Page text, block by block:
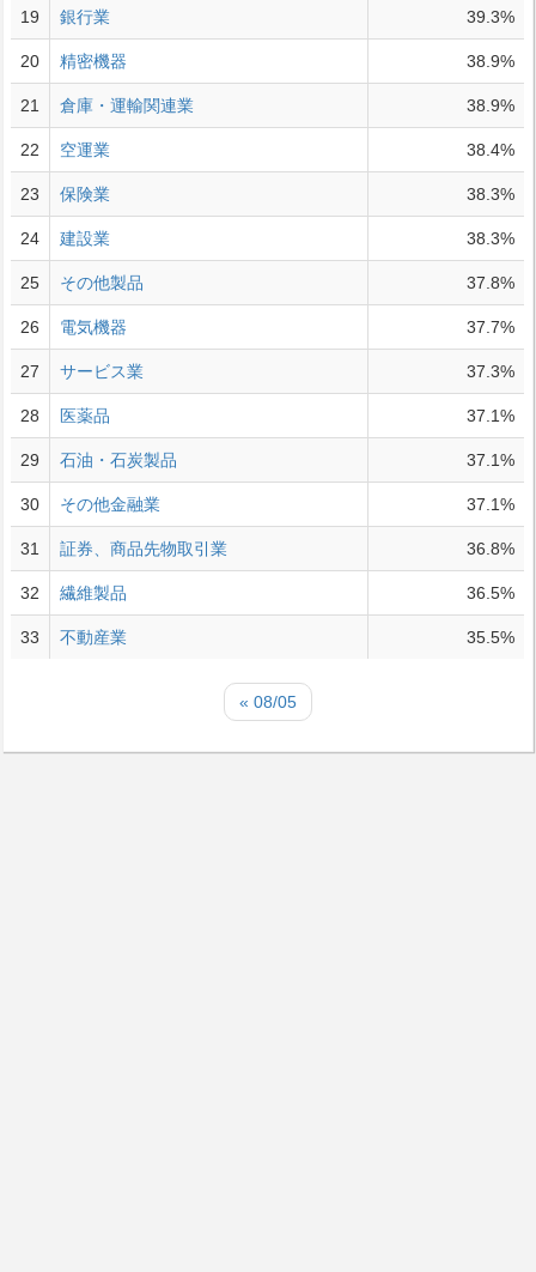
19 銀行業 39.3%
20 精密機器 38.9%
21 倉庫・運輸関連業 38.9%
22 空運業 38.4%
23 保険業 38.3%
24 建設業 38.3%
25 その他製品 37.8%
26 電気機器 37.7%
27 サービス業 37.3%
28 医薬品 37.1%
29 石油・石炭製品 37.1%
30 その他金融業 37.1%
31 証券、商品先物取引業 36.8%
32 繊維製品 36.5%
33 不動産業 35.5%
« 08/05